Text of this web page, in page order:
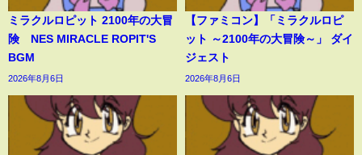
ミラクルロピット 2100年の大冒
険 NES MIRACLE ROPIT'S
BGM
2026年8月6日
【ファミコン】「ミラクルロピ
ット ～2100年の大冒険～」 ダイ
ジェスト
2026年8月6日